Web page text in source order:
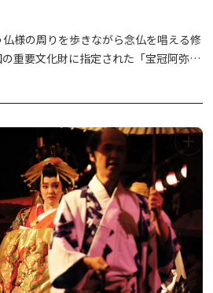
様の周りを歩きながら念仏を唱える修
重要文化財に指定された「宝冠阿弥陀
雑が予想されます。
ツや穴場のオススメスポット情報も紹
とめ